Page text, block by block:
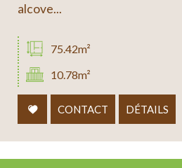
alcove...
75.42m²
10.78m²
CONTACT DÉTAILS